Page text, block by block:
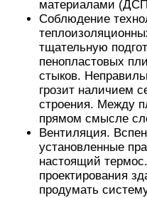
материалами
Соблюдение
тщательную
пенопластовых
стыков.
грозит наличием
строения. Между
прямом смысле
Вентиляция.
установленные
настоящий
проектирования
продумать